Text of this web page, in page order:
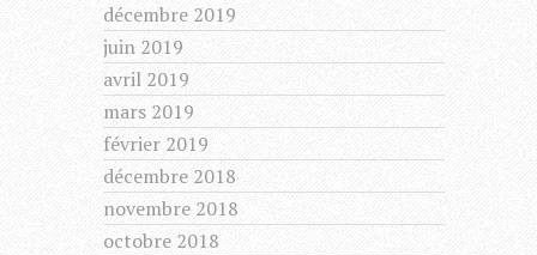
décembre 2019
juin 2019
avril 2019
mars 2019
février 2019
décembre 2018
novembre 2018
octobre 2018